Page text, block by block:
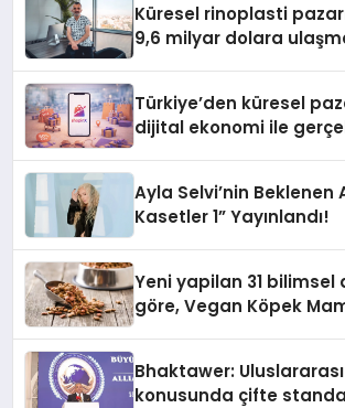
Küresel rinoplasti
9,6 milyar dolara
Türkiye’den küresel
dijital ekonomi ile
Ayla Selvi’nin Beklenen
Kasetler 1” Yayınlandı!
Yeni yapilan 31 bilimsel
göre, Vegan Köpek
Bhaktawer:
konusunda çifte